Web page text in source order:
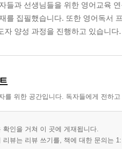
들과 선생님들을 위한 영어교육
를 집필했습니다. 또한 영어독서
자 양성 과정을 진행하고 있습니다.
를 위한 공간입니다. 독자들에게 전하
확인을 거쳐 이 곳에 게재됩니다.
리뷰는 리뷰 쓰기를, 책에 대한 문의는